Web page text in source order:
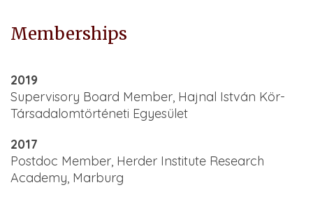
Memberships
2019
Supervisory Board Member, Hajnal István Kör-
Társadalomtörténeti Egyesület
2017
Postdoc Member, Herder Institute Research
Academy, Marburg